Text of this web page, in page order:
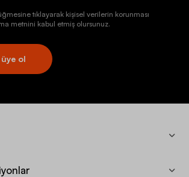
tıklayarak kişisel verilerin korunması
metnini kabul etmiş olursunuz.
üye ol